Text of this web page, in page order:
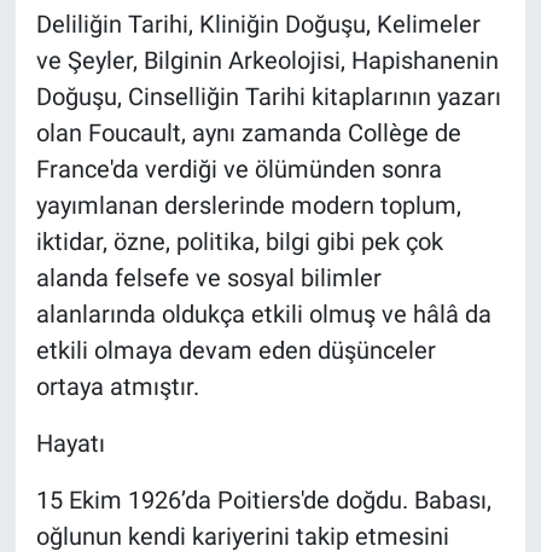
Deliliğin Tarihi, Kliniğin Doğuşu, Kelimeler
ve Şeyler, Bilginin Arkeolojisi, Hapishanenin
Doğuşu, Cinselliğin Tarihi kitaplarının yazarı
olan Foucault, aynı zamanda Collège de
France'da verdiği ve ölümünden sonra
yayımlanan derslerinde modern toplum,
iktidar, özne, politika, bilgi gibi pek çok
alanda felsefe ve sosyal bilimler
alanlarında oldukça etkili olmuş ve hâlâ da
etkili olmaya devam eden düşünceler
ortaya atmıştır.
Hayatı
15 Ekim 1926’da Poitiers'de doğdu. Babası,
oğlunun kendi kariyerini takip etmesini